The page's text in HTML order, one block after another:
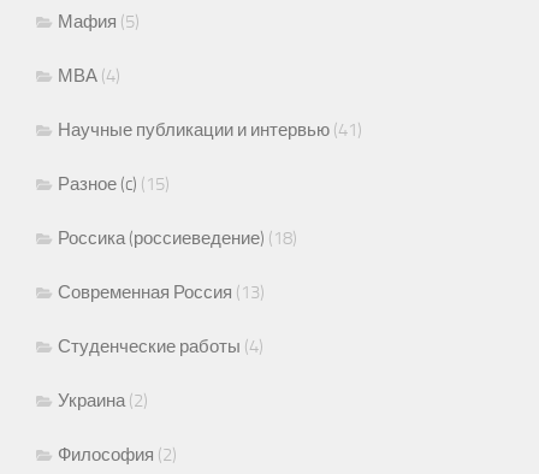
Мафия (5)
МВА (4)
Научные публикации и интервью (41)
Разное (c) (15)
Россика (россиеведение) (18)
Современная Россия (13)
Студенческие работы (4)
Украина(2)
Философия (2)